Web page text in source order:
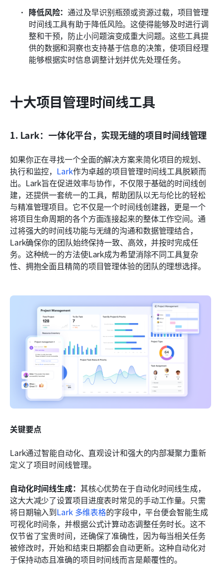
降低风险：通过及早识别瓶颈或资源过载，项目管理
时间线工具有助于降低风险。这使得能够及时进行调
整和干预，防止小问题演变成重大问题。这些工具提
供的数据和洞察也支持基于信息的决策，使项目经理
能够根据实时信息调整计划并优先处理任务。
十大项目管理时间线工具
1. Lark：一体化平台，实现无缝的项目时间线管理
如果你正在寻找一个全面的解决方案来简化项目的规划、
执行和监控， Lark作为卓越的项目管理时间线工具脱颖而
出。Lark旨在促进效率与协作，不仅限于基础的时间线创
建，还提供一套统一的工具，帮助团队以无与伦比的轻松
与精准管理项目。它不仅是一个时间线创建器，更是一个
将项目生命周期的各个方面连接起来的整体工作空间。通
过将强大的时间线功能与无缝的沟通和数据管理结合，
Lark确保你的团队始终保持一致、高效，并按时完成任
务。这种统一的方法使Lark成为希望消除不同工具复杂
性、拥抱全面且精简的项目管理体验的团队的理想选择。
关键要点
Lark通过智能自动化、直观设计和强大的内部凝聚力重新
定义了项目时间线管理。
自动化时间线生成： 其核心优势在于自动化时间线生成，
这大大减少了设置项目进度表时常见的手动工作量。只需
将日期输入到Lark 多维表格的字段中，平台便会智能生成
可视化时间条，并根据公式计算动态调整任务时长。这不
仅节省了宝贵时间，还确保了准确性，因为每当相关任务
被修改时，开始和结束日期都会自动更新。这种自动化对
于保持动态且准确的项目时间线而言是颠覆性的。